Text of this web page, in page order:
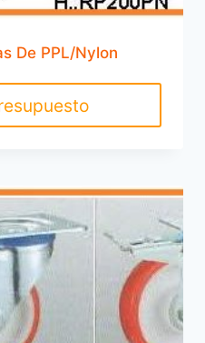
De PPL/Nylon